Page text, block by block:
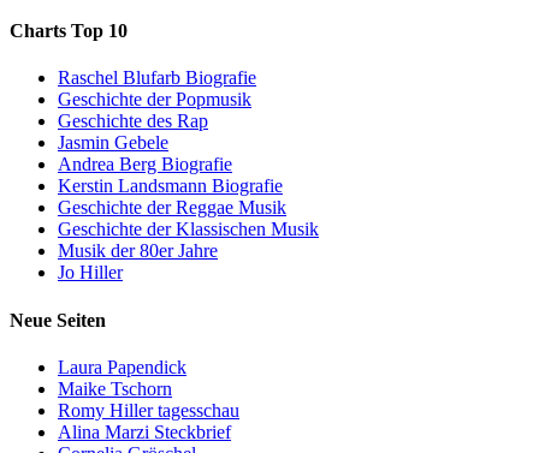
Charts Top 10
Raschel Blufarb Biografie
Geschichte der Popmusik
Geschichte des Rap
Jasmin Gebele
Andrea Berg Biografie
Kerstin Landsmann Biografie
Geschichte der Reggae Musik
Geschichte der Klassischen Musik
Musik der 80er Jahre
Jo Hiller
Neue Seiten
Laura Papendick
Maike Tschorn
Romy Hiller tagesschau
Alina Marzi Steckbrief